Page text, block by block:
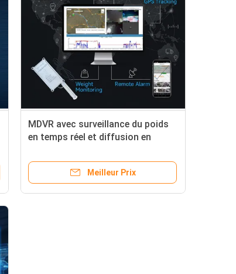
MDVR avec surveillance du poids
en temps réel et diffusion en
béton avec suivi GPS/BeiDou
Meilleur Prix